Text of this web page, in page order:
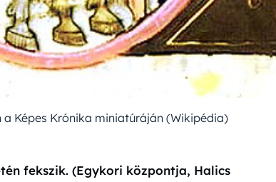
Képes Krónika miniatúráján (Wikipédia)
fekszik. (Egykori központja, Halics